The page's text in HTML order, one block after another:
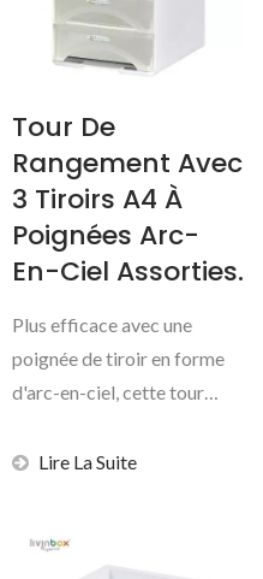
Tour De
Rangement Avec
3 Tiroirs A4 À
Poignées Arc-
En-Ciel Assorties.
Plus efficace avec une
poignée de tiroir en forme
d'arc-en-ciel, cette tour
Lire La Suite